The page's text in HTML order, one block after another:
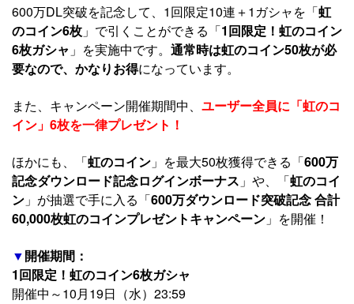
600万DL突破を記念して、1回限定10連＋1ガシャを「虹
のコイン6枚 」で引くことができる「1回限定！虹のコイン
6枚ガシャ 」を実施中です。 通常時は虹のコイン50枚が必
要なので、かなりお得になっています。
また、キャンペーン開催期間中、 ユーザー全員に「虹のコ
イン」6枚を一律プレゼント！
ほかにも、「虹のコイン 」を最大50枚獲得できる「600万
記念ダウンロード記念ログインボーナス 」や、「虹のコイ
ン 」が抽選で手に入る「600万ダウンロード突破記念 合計
60,000枚虹のコインプレゼントキャンペーン 」を開催！
▼開催期間：
1回限定！虹のコイン6枚ガシャ
開催中～10月19日（水）23:59